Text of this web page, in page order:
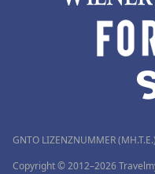
GNTO LIZENZNUMMER
Copyright © 2012–2026